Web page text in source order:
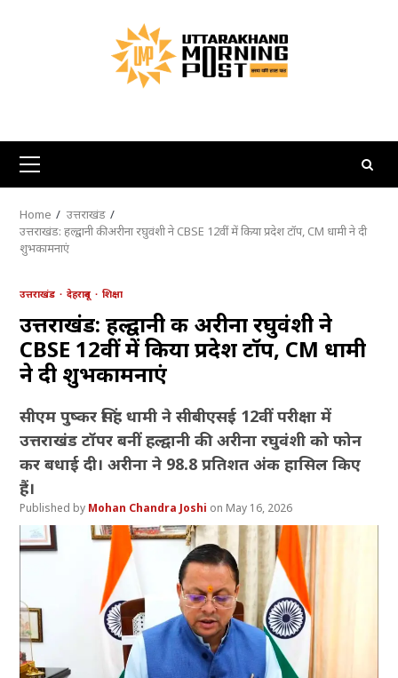
Primary
Menu
Home
उत्तराखंड
उत्तराखंड: हल्द्वानी की अरीना रघुवंशी ने CBSE 12वीं में किया प्रदेश टॉप, CM धामी ने दी
शुभकामनाएं
उत्तराखंड देहरादून शिक्षा
उत्तराखंड: हल्द्वानी की अरीना रघुवंशी ने
CBSE 12वीं में किया प्रदेश टॉप, CM धामी
ने दी शुभकामनाएं
सीएम पुष्कर सिंह धामी ने सीबीएसई 12वीं परीक्षा में
उत्तराखंड टॉपर बनीं हल्द्वानी की अरीना रघुवंशी को फोन
कर बधाई दी। अरीना ने 98.8 प्रतिशत अंक हासिल किए
हैं।
Mohan Chandra Joshi May 16, 2026